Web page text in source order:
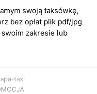
swoją taksówkę,
bez opłat plik pdf/jpg
zakresie lub
taxi